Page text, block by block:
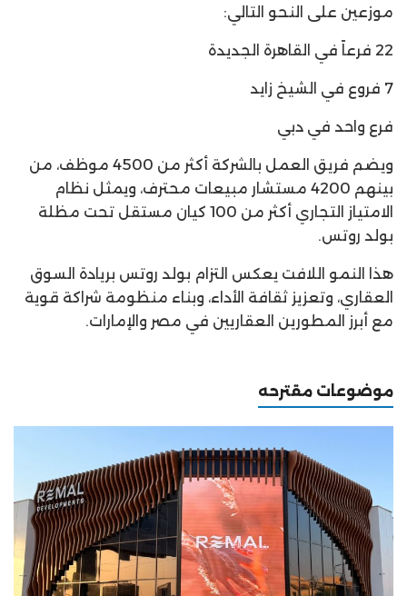
موزعين على النحو التالي:
22 فرعاً في القاهرة الجديدة
7 فروع في الشيخ زايد
فرع واحد في دبي
ويضم فريق العمل بالشركة أكثر من 4500 موظف، من
بينهم 4200 مستشار مبيعات محترف، ويمثل نظام
الامتياز التجاري أكثر من 100 كيان مستقل تحت مظلة
بولد روتس.
هذا النمو اللافت يعكس التزام بولد روتس بريادة السوق
العقاري، وتعزيز ثقافة الأداء، وبناء منظومة شراكة قوية
مع أبرز المطورين العقاريين في مصر والإمارات.
موضوعات مقترحه